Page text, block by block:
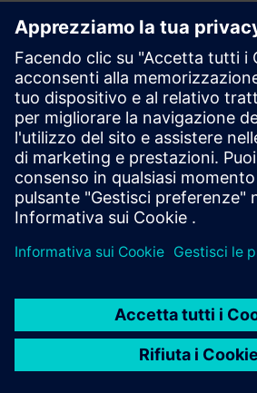
Area stampa | Azienda | Siemens
© Siemens 1996 – 2026
Informazioni Corporate
Privacy
Cookie Notice
Digital ID